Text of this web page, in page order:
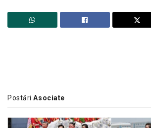
PostăriAsociate